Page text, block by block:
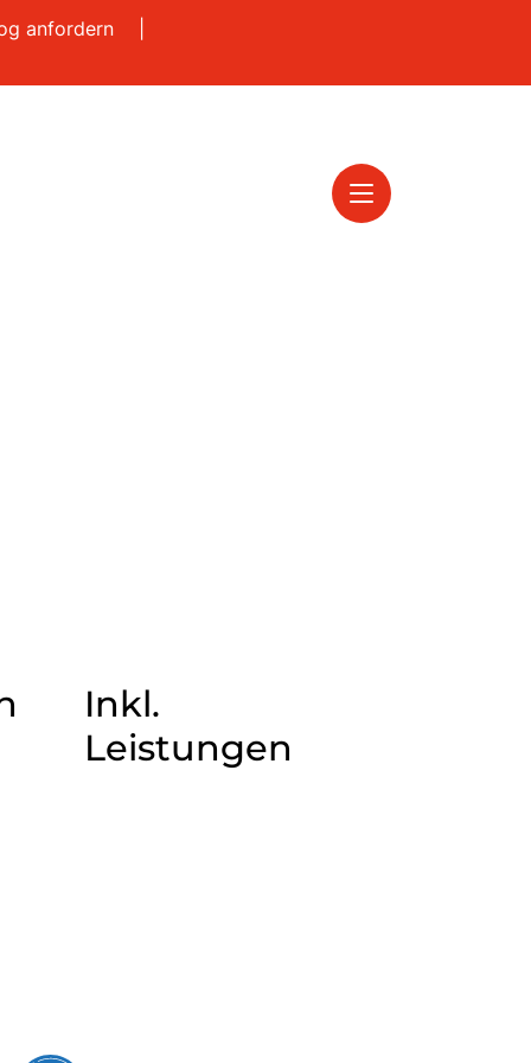
anfordern
Inkl.
Leistungen